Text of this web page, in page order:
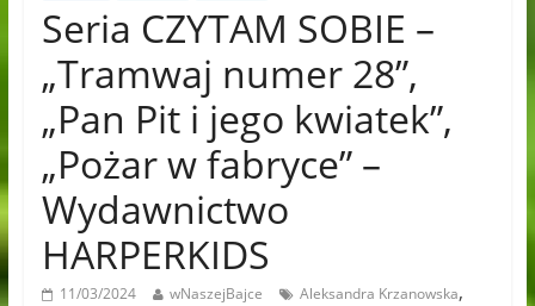
Seria CZYTAM SOBIE –
„Tramwaj numer 28”,
„Pan Pit i jego kwiatek”,
„Pożar w fabryce” –
Wydawnictwo
HARPERKIDS
11/03/2024 wNaszejBajce Aleksandra Krzanowska,